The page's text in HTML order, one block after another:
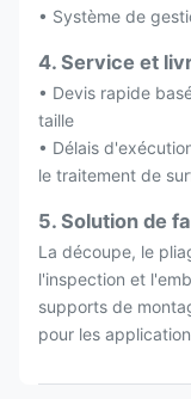
• Système de
4. Service et
• Devis rapide
taille
• Délais
le traitement de
5. Solution de
La découpe, le
l'inspection et
supports de
pour les